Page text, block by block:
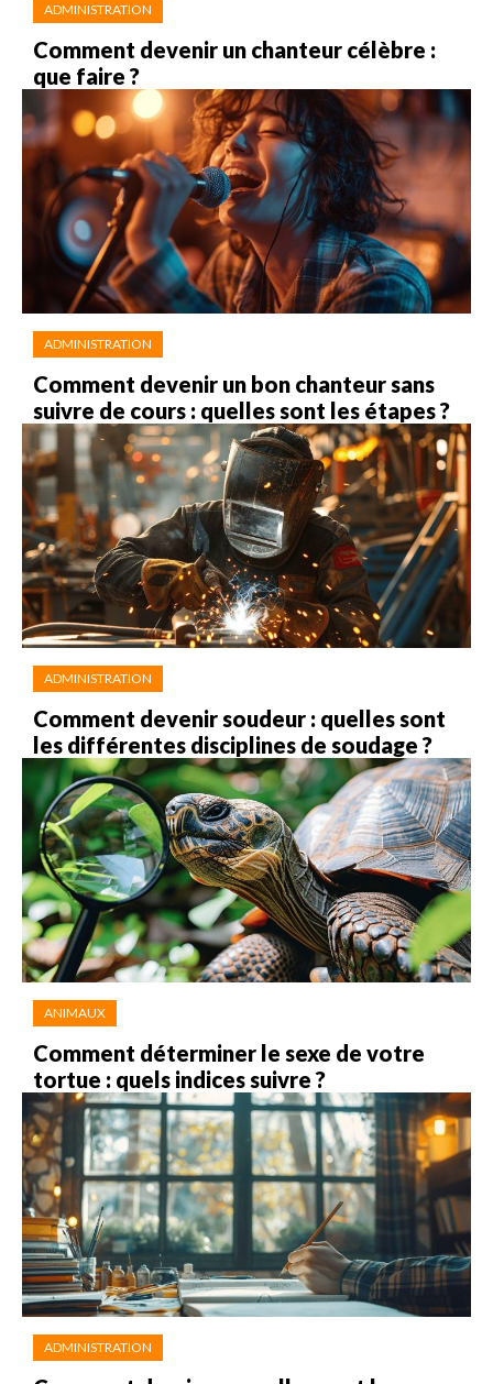
ADMINISTRATION
Comment devenir un chanteur célèbre :
que faire ?
ADMINISTRATION
Comment devenir un bon chanteur sans
suivre de cours : quelles sont les étapes ?
ADMINISTRATION
Comment devenir soudeur : quelles sont
les différentes disciplines de soudage ?
ANIMAUX
Comment déterminer le sexe de votre
tortue : quels indices suivre ?
ADMINISTRATION